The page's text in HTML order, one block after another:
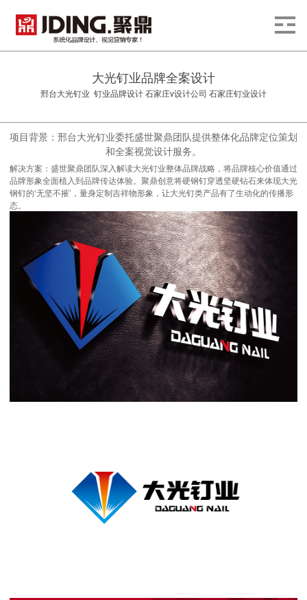
大光钉业品牌全案设计
邢台大光钉业 钉业品牌设计 石家庄v设计公司 石家庄钉业设计
项目背景：邢台大光钉业委托盛世聚鼎团队提供整体化品牌定位策划
和全案视觉设计服务。
解决方案： 盛世聚鼎团队深入解读大光钉业整体品牌战略，将品牌核心价值通过
品牌形象全面植入到品牌传达体验。聚鼎创意将硬钢钉穿透坚硬钻石来体现大光
钢钉的‘无坚不摧’，量身定制吉祥物形象，让大光钉类产品有了生动化的传播形
态。